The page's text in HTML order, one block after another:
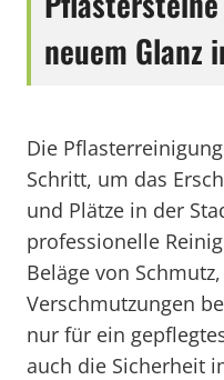
neuem Glanz
Die
Schritt, um das
und Plätze in der
professionelle
Beläge von
Verschmutzungen
nur für ein
auch die Sicherheit